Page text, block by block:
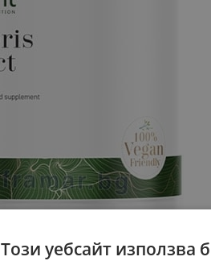
Този уебсайт използва